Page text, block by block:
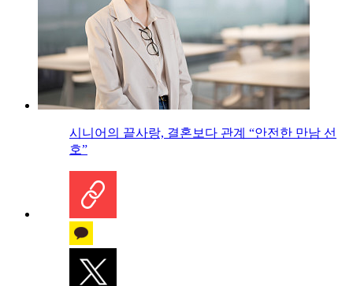
시니어의 끝사랑, 결혼보다 관계 “안전한 만남 선
호”